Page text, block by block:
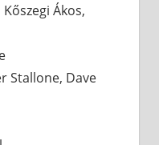
Ákos,
Stallone, Dave